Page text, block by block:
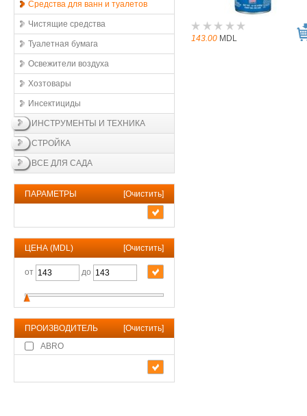
Средства для ванн и туалетов
Чистящие средства
Туалетная бумага
Освежители воздухa
Хозтовары
Инсектициды
ИНСТРУМЕНТЫ И ТЕХНИКА
СТРОЙКА
ВСЕ ДЛЯ САДА
ПАРАМЕТРЫ [Очистить]
ЦЕНА (MDL) [Очистить]
от до
ПРОИЗВОДИТЕЛЬ [Очистить]
ABRO
143.00 MDL